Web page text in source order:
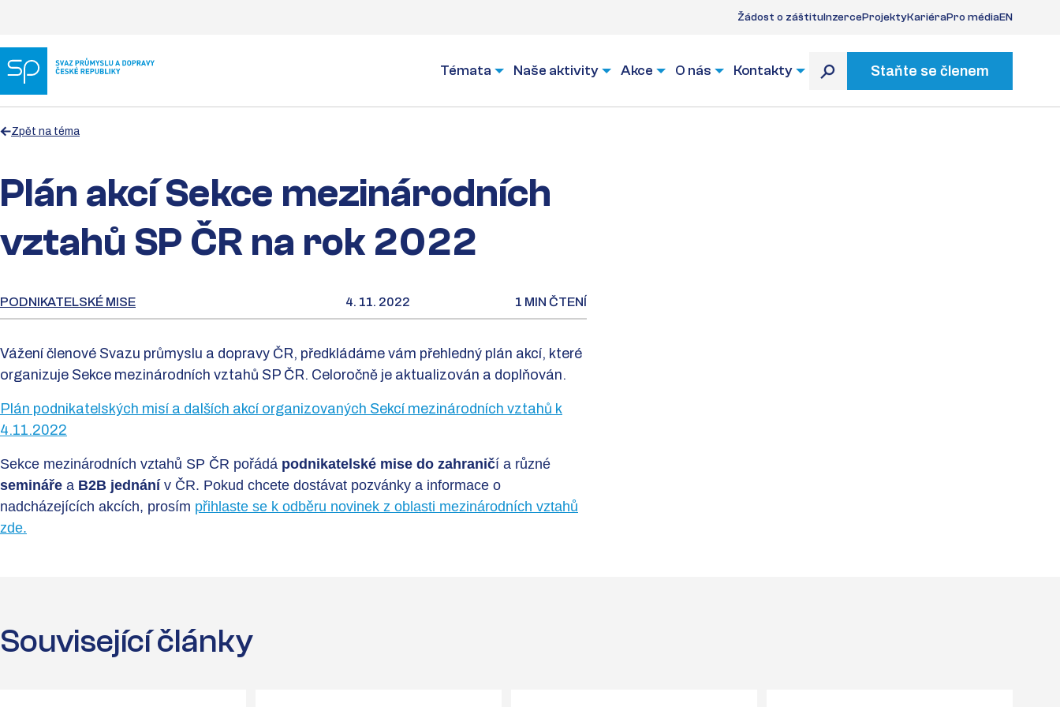
Žádost o záštituInzerceProjektyKariéraPro médiaEN
Témata Naše aktivity Akce O nás Kontakty Staňte se členem
Zpět na téma
Plán akcí Sekce mezinárodních
vztahů SP ČR na rok 2022
PODNIKATELSKÉ MISE 4. 11. 2022 1 MIN ČTENÍ
Vážení členové Svazu průmyslu a dopravy ČR, předkládáme vám přehledný plán akcí, které
organizuje Sekce mezinárodních vztahů SP ČR. Celoročně je aktualizován a doplňován.
Plán podnikatelských misí a dalších akcí organizovaných Sekcí mezinárodních vztahů k
4.11.2022
Sekce mezinárodních vztahů SP ČR pořádá podnikatelské mise do zahraničí a různé
semináře a B2B jednání v ČR. Pokud chcete dostávat pozvánky a informace o
nadcházejících akcích, prosím přihlaste se k odběru novinek z oblasti mezinárodních vztahů
zde.
Související články